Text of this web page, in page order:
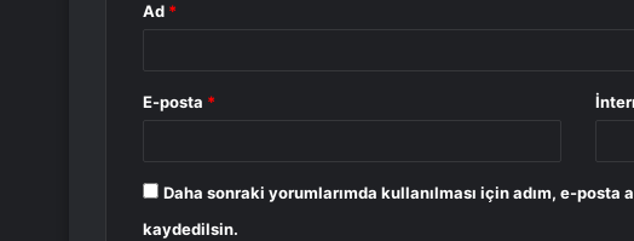
Ad *
E-posta *
Daha sonraki yorumlarımda kullanılması için adım, e-posta
kaydedilsin.